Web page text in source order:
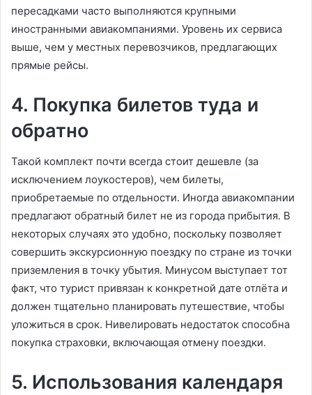
пересадками часто выполняются крупными
иностранными авиакомпаниями. Уровень их сервиса
выше, чем у местных перевозчиков, предлагающих
прямые рейсы.
4. Покупка билетов туда и
обратно
Такой комплект почти всегда стоит дешевле (за
исключением лоукостеров), чем билеты,
приобретаемые по отдельности. Иногда авиакомпании
предлагают обратный билет не из города прибытия. В
некоторых случаях это удобно, поскольку позволяет
совершить экскурсионную поездку по стране из точки
приземления в точку убытия. Минусом выступает тот
факт, что турист привязан к конкретной дате отлёта и
должен тщательно планировать путешествие, чтобы
уложиться в срок. Нивелировать недостаток способна
покупка страховки, включающая отмену поездки.
5. Использования календаря